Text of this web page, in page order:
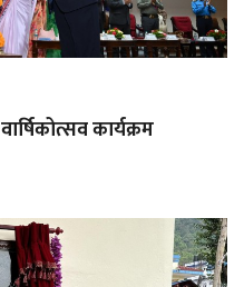
कार्यक्रम